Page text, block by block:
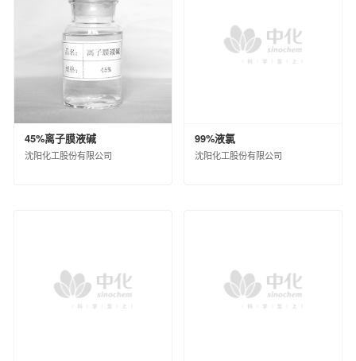
45%离子膜液碱
沈阳化工股份有限公司
99%液氯
沈阳化工股份有限公司